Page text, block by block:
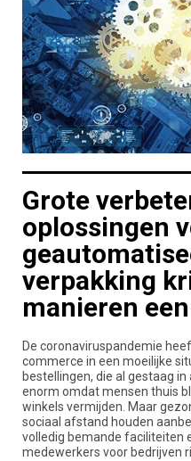
Grote
oplossingen
verpakking
manieren
De coronaviruspandemie
commerce in een moeilijke
bestellingen, die al gestaag
enorm omdat mensen thuis
winkels vermijden. Maar
sociaal afstand houden
volledig bemande faciliteiten
medewerkers voor bedrijven